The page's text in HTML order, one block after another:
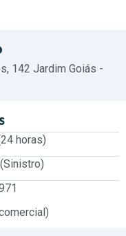
142 Jardim Goiás -
horas)